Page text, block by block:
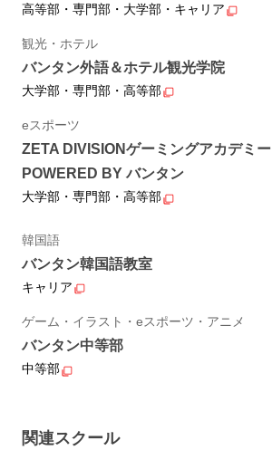
高等部・専門部・大学部・キャリア
観光・ホテル
バンタン外語＆ホテル観光学院
大学部・専門部・高等部
eスポーツ
ZETA DIVISIONゲーミングアカデミー
POWERED BY バンタン
大学部・専門部・高等部
韓国語
バンタン韓国語教室
キャリア
ゲーム・イラスト・eスポーツ・アニメ
バンタン中等部
中等部
関連スクール